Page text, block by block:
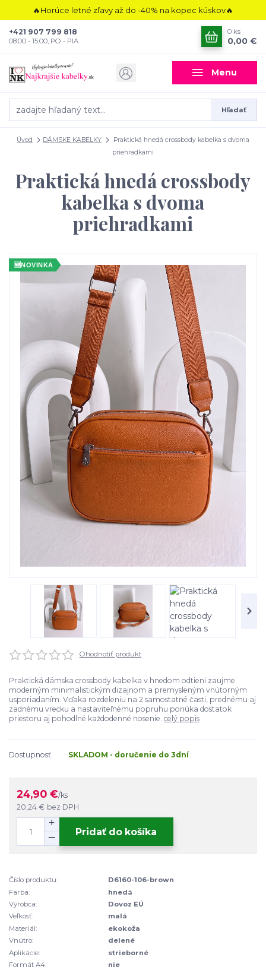
🔥Horúce letné zľavy až do -40% na kopec kúskov🔥
Menu
Hľadať
+421 907 799 818
08:00 - 15:00, PO - PIA
0 ks
0,00 €
Úvod DÁMSKE KABELKY
Praktická hnedá crossbody kabelka s dvoma
priehradkami
Praktická hnedá crossbody
kabelka s dvoma
priehradkami
Ohodnotiť produkt
Praktická dámska crossbody kabelka v hnedom odtieni zaujme
moderným minimalistickým dizajnom a premysleným vnútorným
usporiadaním. Vďaka rozdeleniu na 2 samostatné časti, prednému aj
zadnému vrecku a nastaviteľnému popruhu ponúka dostatok
priestoru aj pohodlné každodenné nosenie. celý popis
Dostupnosť SKLADOM - doručenie do 3dní
24,90 €/ks
20,24 € bez DPH
Pridať do košíka
Číslo produktu:
D6160-106-brown
Farba:
hnedá
Výrobca:
Dovoz EÚ
Veľkosť:
malá
Materiál:
ekokoža
Vnútro:
delené
Aplikácie:
strieborné
Formát A4:
nie
🆕NOVINKA